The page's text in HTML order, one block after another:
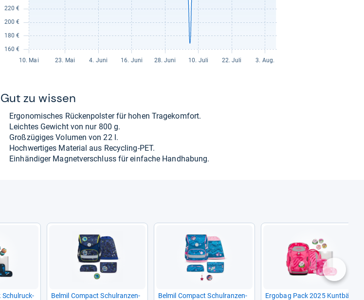
Gut zu wis­sen
Ergo­no­mi­sches Rücken­pols­ter für hohen Tra­ge­kom­fort.
Leich­tes Gewicht von nur 800 g.
Groß­zü­gi­ges Volu­men von 22 l.
Hoch­wer­ti­ges Mate­rial aus Recy­cling-​PET.
Ein­hän­di­ger Magnet­ver­schluss für ein­fa­che Hand­ha­bung.
Schul­ruck­
Bel­mil Com­pact Schul­ran­zen-​
Bel­mil Com­pact Schul­ran­zen-​
Ergo­bag Pack 2025 Kunt­bär­
nächste